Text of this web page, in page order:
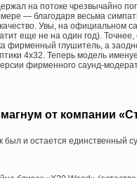
на потоке чрезвычайно
— благодаря весьма
Увы, на официальном
еще не на один год).
фирменный глушитель, а
4х32. Теперь модель
фирменного саунд-
от компании
был и остается единственный